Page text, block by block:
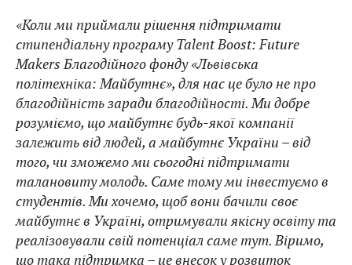
«Коли ми приймали рішення підтримати
стипендіальну програму Talent Boost: Future
Makers Благодійного фонду «Львівська
політехніка: Майбутнє», для нас це було не про
благодійність заради благодійності. Ми добре
розуміємо, що майбутнє будь-якої компанії
залежить від людей, а майбутнє України – від
того, чи зможемо ми сьогодні підтримати
талановиту молодь. Саме тому ми інвестуємо в
студентів. Ми хочемо, щоб вони бачили своє
майбутнє в Україні, отримували якісну освіту та
реалізовували свій потенціал саме тут. Віримо,
що така підтримка – це внесок у розвиток